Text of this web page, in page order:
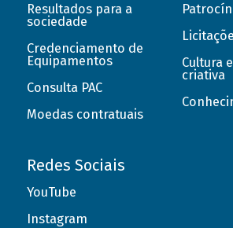
Resultados para a
sociedade
Credenciamento de
Equipamentos
Consulta PAC
Moedas contratuais
Cultura
criativa
Redes Sociais
YouTube
Instagram